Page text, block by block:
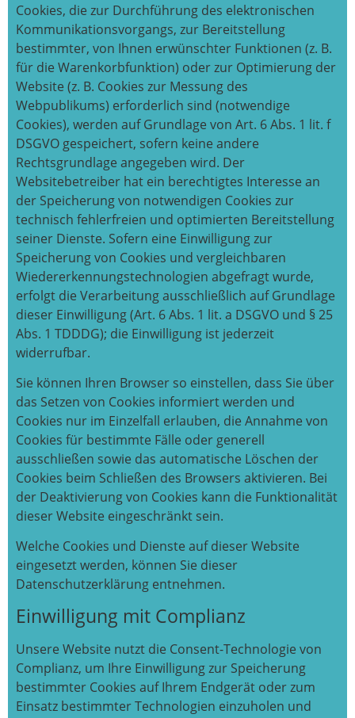
Cookies, die zur Durchführung des elektronischen
Kommunikationsvorgangs, zur Bereitstellung
bestimmter, von Ihnen erwünschter Funktionen (z. B.
für die Warenkorbfunktion) oder zur Optimierung der
Website (z. B. Cookies zur Messung des
Webpublikums) erforderlich sind (notwendige
Cookies), werden auf Grundlage von Art. 6 Abs. 1 lit. f
DSGVO gespeichert, sofern keine andere
Rechtsgrundlage angegeben wird. Der
Websitebetreiber hat ein berechtigtes Interesse an
der Speicherung von notwendigen Cookies zur
technisch fehlerfreien und optimierten Bereitstellung
seiner Dienste. Sofern eine Einwilligung zur
Speicherung von Cookies und vergleichbaren
Wiedererkennungstechnologien abgefragt wurde,
erfolgt die Verarbeitung ausschließlich auf Grundlage
dieser Einwilligung (Art. 6 Abs. 1 lit. a DSGVO und § 25
Abs. 1 TDDDG); die Einwilligung ist jederzeit
widerrufbar.
Sie können Ihren Browser so einstellen, dass Sie über
das Setzen von Cookies informiert werden und
Cookies nur im Einzelfall erlauben, die Annahme von
Cookies für bestimmte Fälle oder generell
ausschließen sowie das automatische Löschen der
Cookies beim Schließen des Browsers aktivieren. Bei
der Deaktivierung von Cookies kann die Funktionalität
dieser Website eingeschränkt sein.
Welche Cookies und Dienste auf dieser Website
eingesetzt werden, können Sie dieser
Datenschutzerklärung entnehmen.
Einwilligung mit Complianz
Unsere Website nutzt die Consent-Technologie von
Complianz, um Ihre Einwilligung zur Speicherung
bestimmter Cookies auf Ihrem Endgerät oder zum
Einsatz bestimmter Technologien einzuholen und